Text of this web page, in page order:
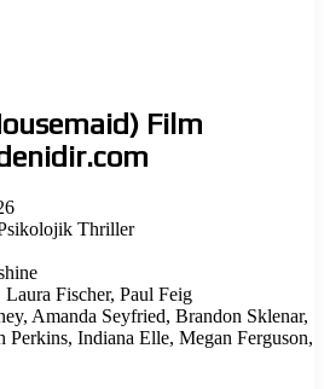
Film
Thriller
Fischer, Paul Feig
Amanda Seyfried, Brandon Sklenar,
Indiana Elle, Megan Ferguson,